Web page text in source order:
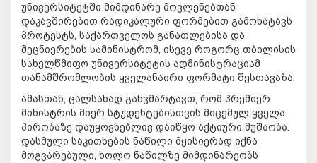
უნივერსიტეტში მიმდინარე მოვლენებთან
დაკავშირებით რადიკალური ფორმებით გამოხატავს
პროტესტს, საქართველოს განათლებისა და
მეცნიერების სამინისტრომ, ისევე როგორც თბილისის
სახელწმიფო უნივერსიტეტის ადმინისტრაციამ
თანამშრომლობის ყველანაირი ფორმატი შესთავაზა.
ამასთან, ცალსახად განვმარტავთ, რომ პრემიერ
მინისტრის მიერ სტუდენტებისთვის მიცემულ ყველა
პირობაზე დაუყოვნებლივ დაიწყო აქტიური მუშაობა.
დასმული საკითხების ნაწილი მყისიერად იქნა
მოგვარებული, ხოლო ნაწილზე მიმდინარეობს